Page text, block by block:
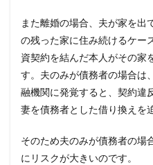
また離婚の場合、夫が家を出
の残った家に住み続けるケー
資契約を結んだ本人がその家
す。夫のみが債務者の場合は
融機関に発覚すると、契約違
妻を債務者とした借り換えを
そのため夫のみが債務者の場
にリスクが大きいのです。